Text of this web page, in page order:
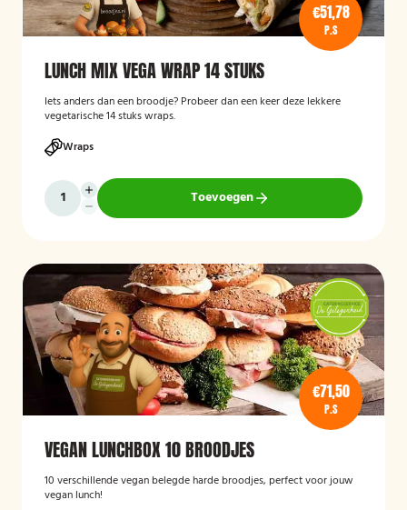
€51,78
P.S
LUNCH MIX VEGA WRAP 14 STUKS
Iets anders dan een broodje? Probeer dan een keer deze lekkere
vegetarische 14 stuks wraps.
Wraps
Toevoegen
€71,50
P.S
VEGAN LUNCHBOX 10 BROODJES
10 verschillende vegan belegde harde broodjes, perfect voor jouw
vegan lunch!